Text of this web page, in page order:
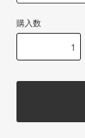
購入数